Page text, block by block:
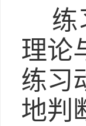
练
理论
练习
地判